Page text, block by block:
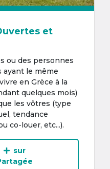
et
ou des personnes
ayant le même
en Grèce à la
quelques mois)
les vôtres (type
tendance
co-louer, etc...).
sur